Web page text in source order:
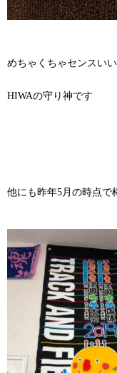
めちゃくちゃセンスい
HIWAの守り神です
他にも昨年5月の時点で